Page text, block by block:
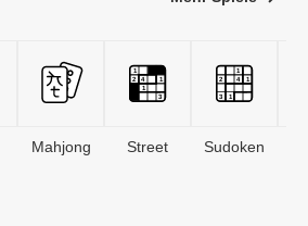
Mahjong Street Sudoken